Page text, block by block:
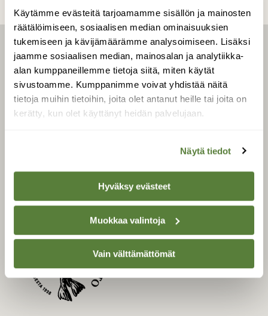
Käytämme evästeitä tarjoamamme sisällön ja mainosten
räätälöimiseen, sosiaalisen median ominaisuuksien
tukemiseen ja kävijämäärämme analysoimiseen. Lisäksi
jaamme sosiaalisen median, mainosalan ja analytiikka-
alan kumppaneillemme tietoja siitä, miten käytät
sivustoamme. Kumppanimme voivat yhdistää näitä
tietoja muihin tietoihin, joita olet antanut heille tai joita on
kerätty, kun olet käyttänyt heidän palvelujaan.
Näytä tiedot
Hyväksy evästeet
Muokkaa valintoja
Vain välttämättömät
LEHTI
Uusin lehti
Tilaa Suomen Luonto
Tilaa digilukuoikeus
Tilaa uutiskirje
SUOMEN LUONNON­
SUOJELU­LIITTO
Suomen Luonto -lehden
kustantaja on
luonnonsuojelu­liitto